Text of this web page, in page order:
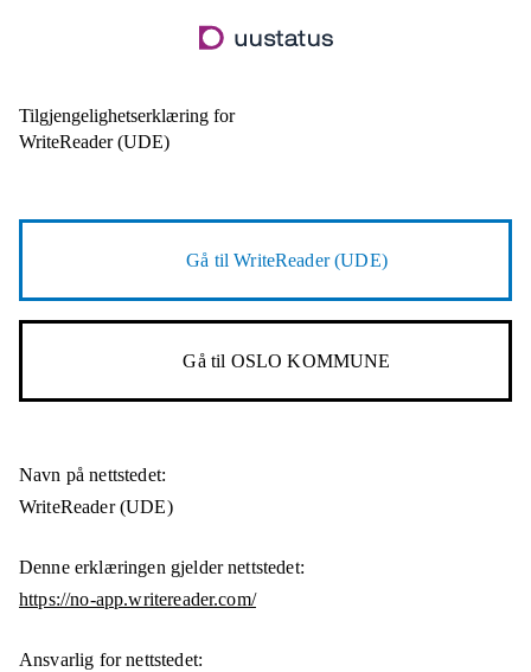
til
Tilgjengelighetserklæring for
WriteReader (UDE)
Gå tilWriteReader (UDE)
Gå til OSLO KOMMUNE
Navn på nettstedet:
WriteReader (UDE)
Denne erklæringen gjelder nettstedet:
https://no-app.writereader.com/
Ansvarlig for nettstedet: